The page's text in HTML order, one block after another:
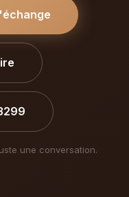
une conversation.